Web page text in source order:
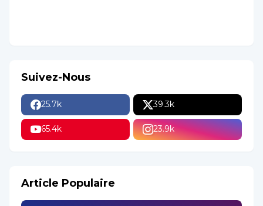
Suivez-Nous
25.7k 39.3k
65.4k 23.9k
Article Populaire